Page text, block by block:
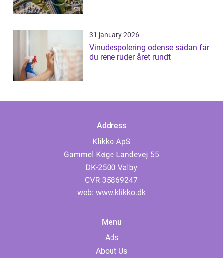
31 january 2026
Vinudespolering odense sådan får
du rene ruder året rundt
Address
web: www.klikko.dk
Menu
Ads
About Us